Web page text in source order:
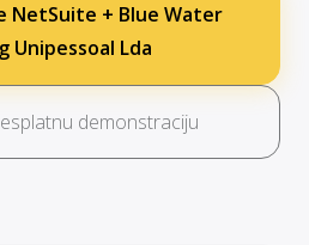
NetSuite + Blue Water
Unipessoal Lda
demonstraciju